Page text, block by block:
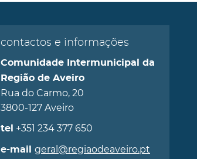
contactos e informações
Comunidade Intermunicipal da
Região de Aveiro
Rua do Carmo, 20
3800-127 Aveiro
tel +351 234 377 650
e-mail geral@regiaodeaveiro.pt